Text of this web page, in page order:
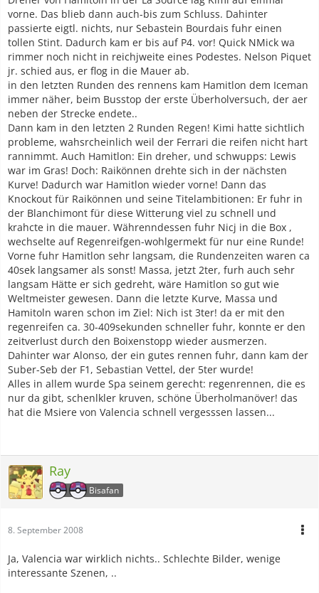
vorne. Das blieb dann auch-bis zum Schluss. Dahinter
passierte eigtl. nichts, nur Sebastein Bourdais fuhr einen
tollen Stint. Dadurch kam er bis auf P4. vor! Quick NMick wa
rimmer noch nicht in reichjweite eines Podestes. Nelson Piquet
jr. schied aus, er flog in die Mauer ab.
in den letzten Runden des rennens kam Hamitlon dem Iceman
immer näher, beim Busstop der erste Überholversuch, der aer
neben der Strecke endete..
Dann kam in den letzten 2 Runden Regen! Kimi hatte sichtlich
probleme, wahsrcheinlich weil der Ferrari die reifen nicht hart
rannimmt. Auch Hamitlon: Ein dreher, und schwupps: Lewis
war im Gras! Doch: Raikönnen drehte sich in der nächsten
Kurve! Dadurch war Hamitlon wieder vorne! Dann das
Knockout für Raikönnen und seine Titelambitionen: Er fuhr in
der Blanchimont für diese Witterung viel zu schnell und
krahcte in die mauer. Währenndessen fuhr Nicj in die Box ,
wechselte auf Regenreifgen-wohlgermekt für nur eine Runde!
Vorne fuhr Hamitlon sehr langsam, die Rundenzeiten waren ca
40sek langsamer als sonst! Massa, jetzt 2ter, furh auch sehr
langsam Hätte er sich gedreht, wäre Hamitlon so gut wie
Weltmeister gewesen. Dann die letzte Kurve, Massa und
Hamitoln waren schon im Ziel: Nich ist 3ter! da er mit den
regenreifen ca. 30-409sekunden schneller fuhr, konnte er den
zeitverlust durch den Boixenstopp wieder ausmerzen.
Dahinter war Alonso, der ein gutes rennen fuhr, dann kam der
Suber-Seb der F1, Sebastian Vettel, der 5ter wurde!
Alles in allem wurde Spa seinem gerecht: regenrennen, die es
nur da gibt, schenlkler kruven, schöne Überholmanöver! das
hat die Msiere von Valencia schnell vergesssen lassen...
Ray
Bisafan
8. September 2008
Ja, Valencia war wirklich nichts.. Schlechte Bilder, wenige
interessante Szenen, ..